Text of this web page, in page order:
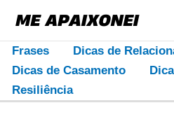
para
conteúdo
Frases
Dicas de
Dicas de Casamento
Resiliência